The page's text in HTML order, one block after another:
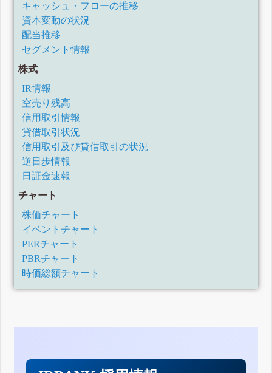
キャッシュ・フローの推移
資本変動の状況
配当推移
セグメント情報
株式
IR情報
空売り残高
信用取引情報
貸借取引状況
信用取引及び貸借取引の状況
逆日歩情報
日証金速報
チャート
株価チャート
イベントチャート
PERチャート
PBRチャート
時価総額チャート